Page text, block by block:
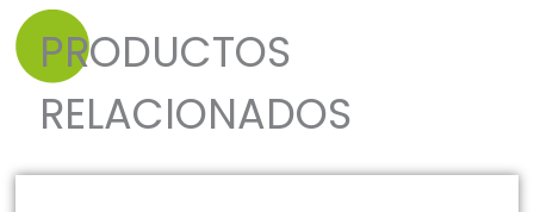
PRODUCTOS
RELACIONADOS